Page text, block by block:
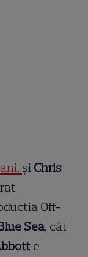
și Chris
Off-
Sea, cât
e